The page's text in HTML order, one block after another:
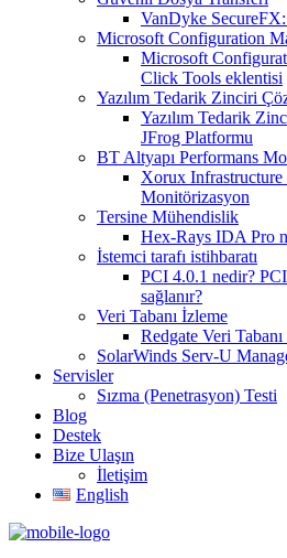
VanDyke
Microsoft Configuration
Microsoft
Click Tools eklentisi
Yazılım Tedarik Zinciri
Yazılım Tedarik
JFrog Platformu
BT Altyapı Performans
Xorux Infrastructure
Monitörizasyon
Tersine Mühendislik
Hex-Rays IDA Pro
İstemci tarafı istihbaratı
PCI 4.0.1 nedir?
sağlanır?
Veri Tabanı İzleme
Redgate Veri
SolarWinds Serv-U
Servisler
Sızma (Penetrasyon) Testi
Blog
Destek
Bize Ulaşın
İletişim
English